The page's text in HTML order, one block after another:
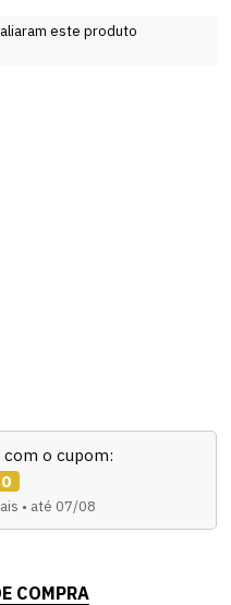
este produto
com o cupom:
• até 07/08
COMPRA